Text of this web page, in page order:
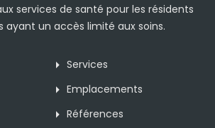
services de santé pour les résidents
un accès limité aux soins.
Services
Emplacements
Références